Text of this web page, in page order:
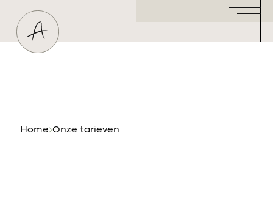
Huidtherapeut
Home Onze tarieven